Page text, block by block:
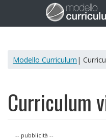
Modello Curriculum |
Curriculum
-- pubblicità --